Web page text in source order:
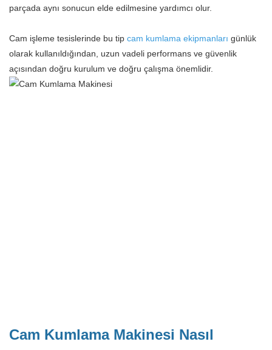
parçada aynı sonucun elde edilmesine yardımcı olur.
Cam işleme tesislerinde bu tip cam kumlama ekipmanları günlük
olarak kullanıldığından, uzun vadeli performans ve güvenlik
açısından doğru kurulum ve doğru çalışma önemlidir.
Cam Kumlama Makinesi Nasıl